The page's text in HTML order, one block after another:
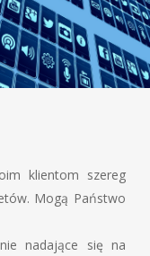
klientom szereg
Mogą Państwo
nadające się na